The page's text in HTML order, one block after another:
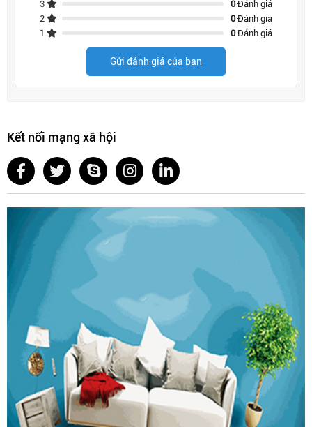
3
0Đánh giá
2
0Đánh giá
1
0Đánh giá
Gửi đánh giá của bạn
Kết nối mạng xã hội